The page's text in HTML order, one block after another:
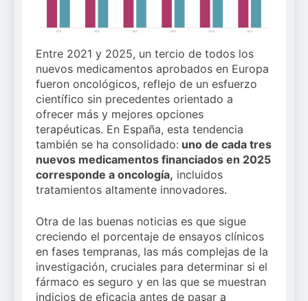
Entre 2021 y 2025, un tercio de todos los
nuevos medicamentos aprobados en Europa
fueron oncológicos, reflejo de un esfuerzo
científico sin precedentes orientado a
ofrecer más y mejores opciones
terapéuticas. En España, esta tendencia
también se ha consolidado: uno de cada tres
nuevos medicamentos financiados en 2025
corresponde a oncología, incluidos
tratamientos altamente innovadores.
Otra de las buenas noticias es que sigue
creciendo el porcentaje de ensayos clínicos
en fases tempranas, las más complejas de la
investigación, cruciales para determinar si el
fármaco es seguro y en las que se muestran
indicios de eficacia antes de pasar a